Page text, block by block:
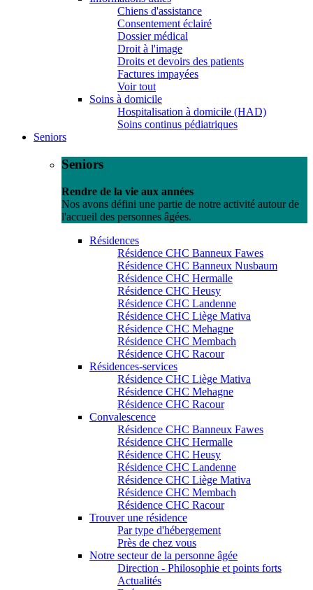
Chiens d'assistance
Consentement éclairé
Dossier médical
Droit à l'image
Droits et devoirs des patients
Factures impayées
Voir tout
Soins à domicile
Hospitalisation à domicile (HAD)
Soins continus pédiatriques
Seniors
Seniors
Rendre de la vie aux années
Nos avons défini une partie de notre activité autour de
l'accueil des personnes âgées.
Résidences
Résidence CHC Banneux Fawes
Résidence CHC Banneux Nusbaum
Résidence CHC Hermalle
Résidence CHC Heusy
Résidence CHC Landenne
Résidence CHC Liège Mativa
Résidence CHC Mehagne
Résidence CHC Membach
Résidence CHC Racour
Résidences-services
Résidence CHC Liège Mativa
Résidence CHC Mehagne
Résidence CHC Racour
Convalescence
Résidence CHC Banneux Fawes
Résidence CHC Hermalle
Résidence CHC Heusy
Résidence CHC Landenne
Résidence CHC Liège Mativa
Résidence CHC Membach
Résidence CHC Racour
Trouver une résidence
Par type d'hébergement
Près de chez vous
Notre secteur de la personne âgée
Direction - Philosophie et points forts
Actualités